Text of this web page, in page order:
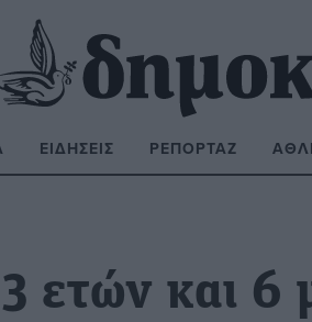
ΕΙΔΉΣΕΙΣ ΡΕΠΟΡΤΆΖ
ετών και 6